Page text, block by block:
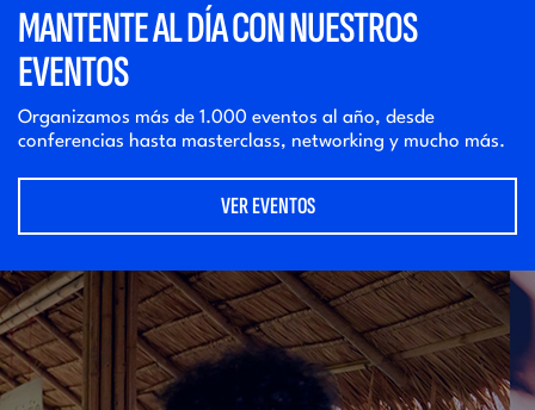
MANTENTE AL DÍA CON NUESTROS
EVENTOS
Organizamos más de 1.000 eventos al año, desde
conferencias hasta masterclass, networking y mucho más.
VER EVENTOS